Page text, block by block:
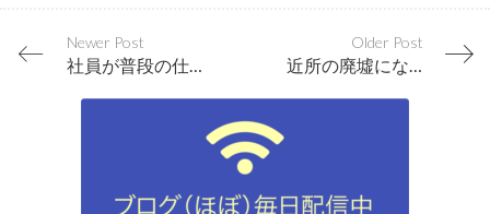
Newer Post Older Post